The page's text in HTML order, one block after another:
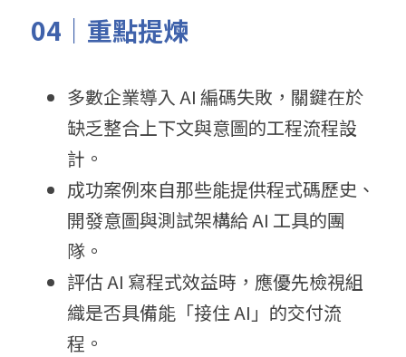
04｜重點提煉
多數企業導入 AI 編碼失敗，關鍵在於
缺乏整合上下文與意圖的工程流程設
計。
成功案例來自那些能提供程式碼歷史、
開發意圖與測試架構給 AI 工具的團
隊。
評估 AI 寫程式效益時，應優先檢視組
織是否具備能「接住 AI」的交付流
程。